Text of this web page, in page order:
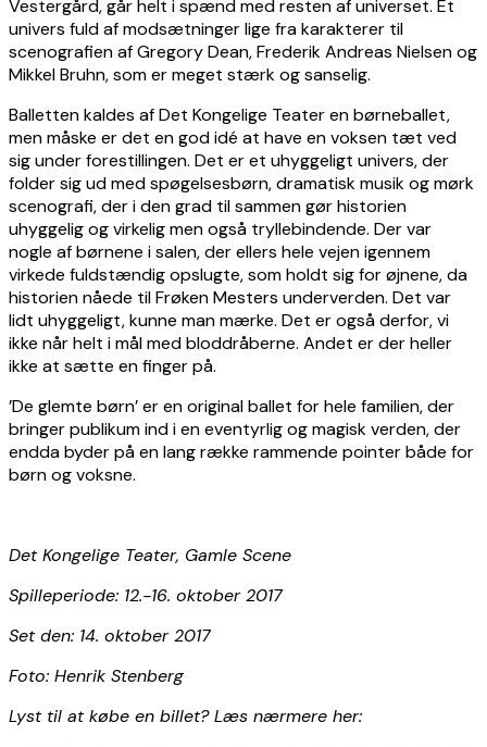
Vestergård, går helt i spænd med resten af universet. Et
univers fuld af modsætninger lige fra karakterer til
scenografien af Gregory Dean, Frederik Andreas Nielsen og
Mikkel Bruhn, som er meget stærk og sanselig.
Balletten kaldes af Det Kongelige Teater en børneballet,
men måske er det en god idé at have en voksen tæt ved
sig under forestillingen. Det er et uhyggeligt univers, der
folder sig ud med spøgelsesbørn, dramatisk musik og mørk
scenografi, der i den grad til sammen gør historien
uhyggelig og virkelig men også tryllebindende. Der var
nogle af børnene i salen, der ellers hele vejen igennem
virkede fuldstændig opslugte, som holdt sig for øjnene, da
historien nåede til Frøken Mesters underverden. Det var
lidt uhyggeligt, kunne man mærke. Det er også derfor, vi
ikke når helt i mål med bloddråberne. Andet er der heller
ikke at sætte en finger på.
’De glemte børn’ er en original ballet for hele familien, der
bringer publikum ind i en eventyrlig og magisk verden, der
endda byder på en lang række rammende pointer både for
børn og voksne.
Det Kongelige Teater, Gamle Scene
Spilleperiode: 12.-16. oktober 2017
Set den: 14. oktober 2017
Foto: Henrik Stenberg
Lyst til at købe en billet? Læs nærmere her: